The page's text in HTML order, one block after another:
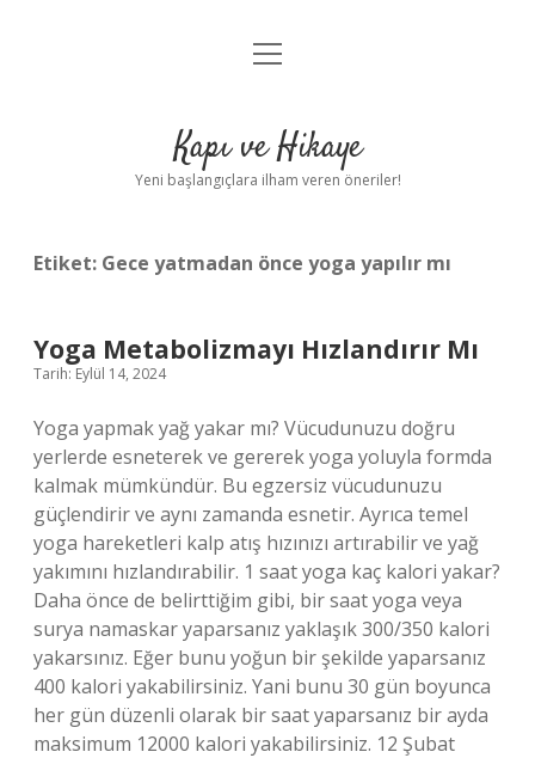
Anasayfa
Yasal Uyarı
menüyü
Kapı ve Hikaye
Yeni başlangıçlara ilham veren öneriler!
Etiket: Gece yatmadan önce yoga yapılır mı
Yoga Metabolizmayı Hızlandırır Mı
Tarih: Eylül 14, 2024
Yoga yapmak yağ yakar mı? Vücudunuzu doğru
yerlerde esneterek ve gererek yoga yoluyla formda
kalmak mümkündür. Bu egzersiz vücudunuzu
güçlendirir ve aynı zamanda esnetir. Ayrıca temel
yoga hareketleri kalp atış hızınızı artırabilir ve yağ
yakımını hızlandırabilir. 1 saat yoga kaç kalori yakar?
Daha önce de belirttiğim gibi, bir saat yoga veya
surya namaskar yaparsanız yaklaşık 300/350 kalori
yakarsınız. Eğer bunu yoğun bir şekilde yaparsanız
400 kalori yakabilirsiniz. Yani bunu 30 gün boyunca
her gün düzenli olarak bir saat yaparsanız bir ayda
maksimum 12000 kalori yakabilirsiniz. 12 Şubat